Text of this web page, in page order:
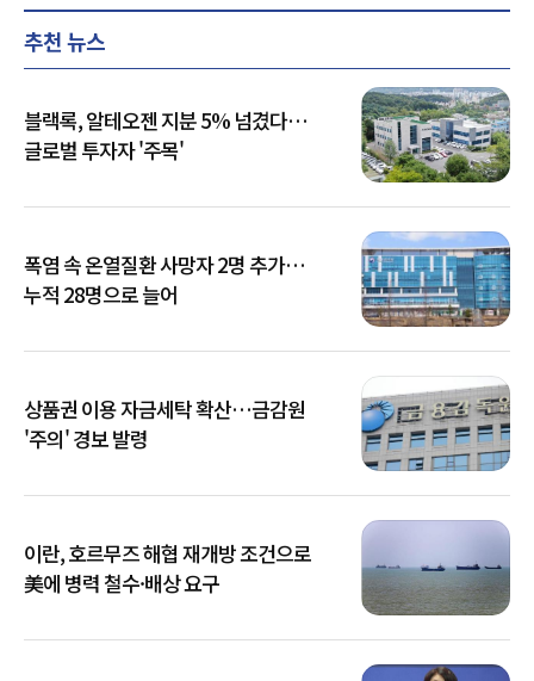
추천 뉴스
블랙록, 알테오젠 지분 5% 넘겼다…
글로벌 투자자 '주목'
폭염 속 온열질환 사망자 2명 추가…
누적 28명으로 늘어
상품권 이용 자금세탁 확산…금감원
'주의' 경보 발령
이란, 호르무즈 해협 재개방 조건으로
美에 병력 철수·배상 요구